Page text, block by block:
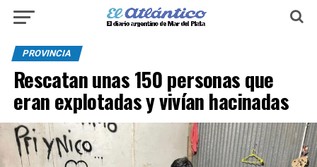
PROVINCIA
Rescatan unas 150 personas que
eran explotadas y vivían hacinadas